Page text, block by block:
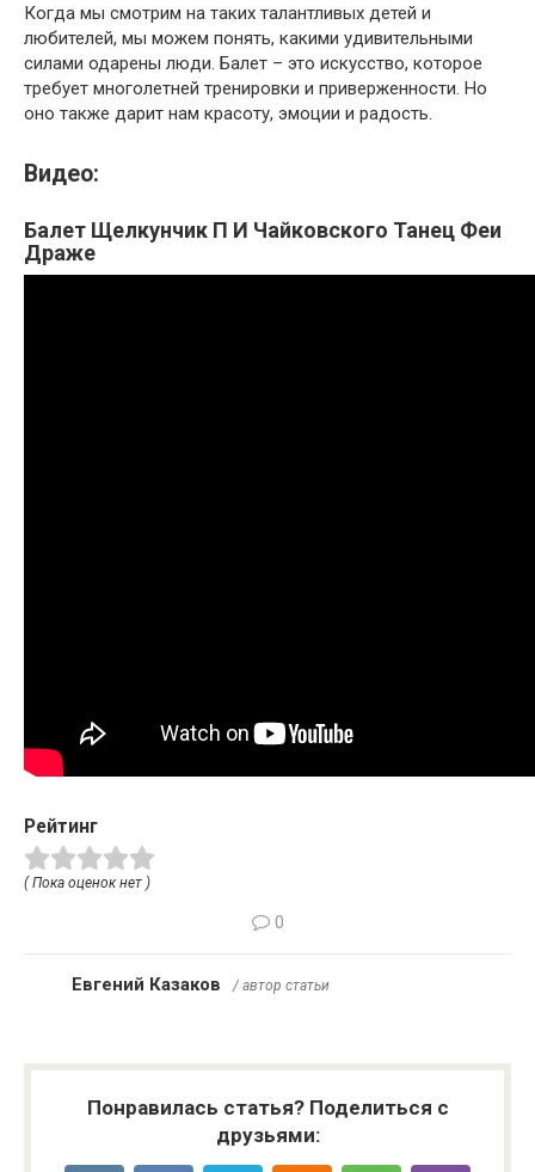
Когда мы смотрим на таких талантливых детей и
любителей, мы можем понять, какими удивительными
силами одарены люди. Балет – это искусство, которое
требует многолетней тренировки и приверженности. Но
оно также дарит нам красоту, эмоции и радость.
Видео:
Балет Щелкунчик П И Чайковского Танец Феи
Драже
Рейтинг
( Пока оценок нет )
0
Евгений Казаков / автор статьи
Понравилась статья? Поделиться с
друзьями: